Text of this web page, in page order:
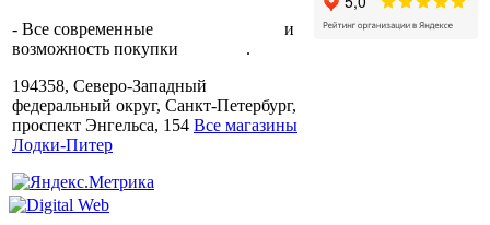
- Все современные
и
возможность покупки
.
194358, Северо-Западный
федеральный округ, Санкт-Петербург,
проспект Энгельса, 154 Все магазины
Лодки-Питер